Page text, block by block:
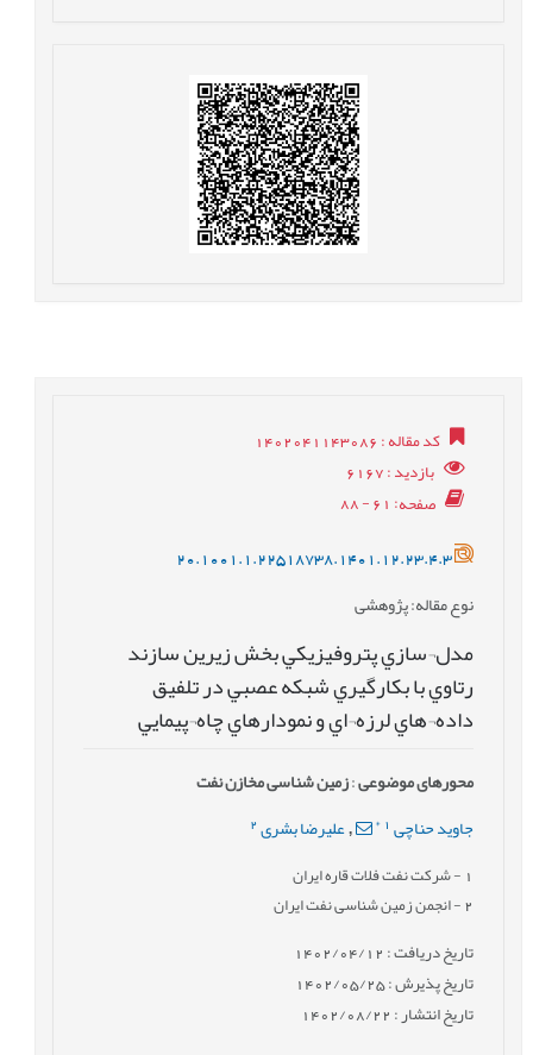
کد مقاله: 1402041143086
بازدید: 6167
صفحه: 61 - 88
20.1001.1.22518738.1401.12.23.4.3
نوع مقاله: پژوهشی
مدل¬سازي پتروفيزيکي بخش زيرين سازند
رتاوي با بکارگيري شبکه عصبي در تلفيق
داده¬هاي لرزه¬اي و نمودارهاي چاه¬پيمايي
محورهای موضوعی:زمین شناسی مخازن نفت
جاوید حناچی *
,علیرضا بشری 2
- شرکت نفت فلات قاره ایران
2- انجمن زمین شناسی نفت ایران
تاریخ دریافت : 1402/04/12
تاریخ پذیرش : 1402/05/25
تاریخ انتشار : 1402/08/22